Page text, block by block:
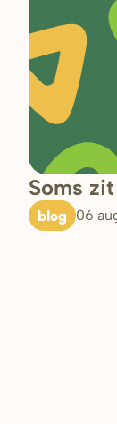
Soms
blog 06